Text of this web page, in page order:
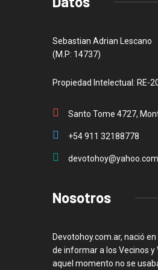
Sebastian Adrian Lescano
(M.P: 14737)
Propiedad Intelectual: RE-
Santo Tome 4727,
+54 911 32188778
Nosotros
Devotohoy.com.ar, nació
de informar a los Vecinos
aquel momento no se